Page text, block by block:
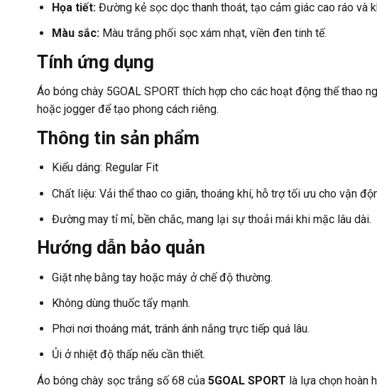
Họa tiết:Đường kẻ sọc dọc thanh thoát, tạo cảm giác cao ráo và
Màu sắc:Màu trắng phối sọc xám nhạt, viền đen tinh tế.
Tính ứng dụng
Áo bóng chày 5GOAL SPORT thích hợp cho các hoạt động thể thao
hoặc jogger để tạo phong cách riêng.
Thông tin sản phẩm
Kiểu dáng: Regular Fit
Chất liệu: Vải thể thao co giãn, thoáng khí, hỗ trợ tối ưu cho vận
Đường may tỉ mỉ, bền chắc, mang lại sự thoải mái khi mặc lâu dài.
Hướng dẫn bảo quản
Giặt nhẹ bằng tay hoặc máy ở chế độ thường.
Không dùng thuốc tẩy mạnh.
Phơi nơi thoáng mát, tránh ánh nắng trực tiếp quá lâu.
Ủi ở nhiệt độ thấp nếu cần thiết.
Áo bóng chày sọc trắng số 68 của 5GOAL SPORT là lựa chọn hoàn